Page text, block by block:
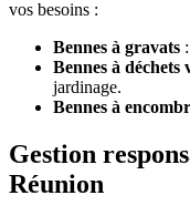
vos besoins :
Bennes à gravats
Bennes à déchets
jardinage.
Bennes à
Gestion
Réunion